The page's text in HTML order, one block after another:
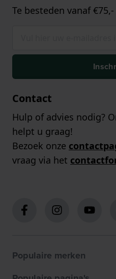
Te besteden vanaf
Contact
Hulp of advies nodig?
helpt u graag!
Bezoek onze
vraag via het
Populaire merken